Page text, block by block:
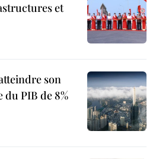
et
son
du PIB de 8%